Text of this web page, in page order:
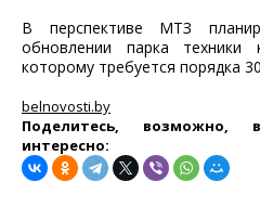
В перспективе МТЗ
обновлении парка техники
которому требуется порядка
belnovosti.by
Поделитесь, возможно,
интересно: